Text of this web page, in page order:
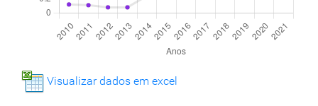
Visualizar dados em excel